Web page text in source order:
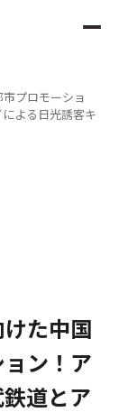
プロモーショ
よる日光誘客キ
た中国
ン！ア
道とア